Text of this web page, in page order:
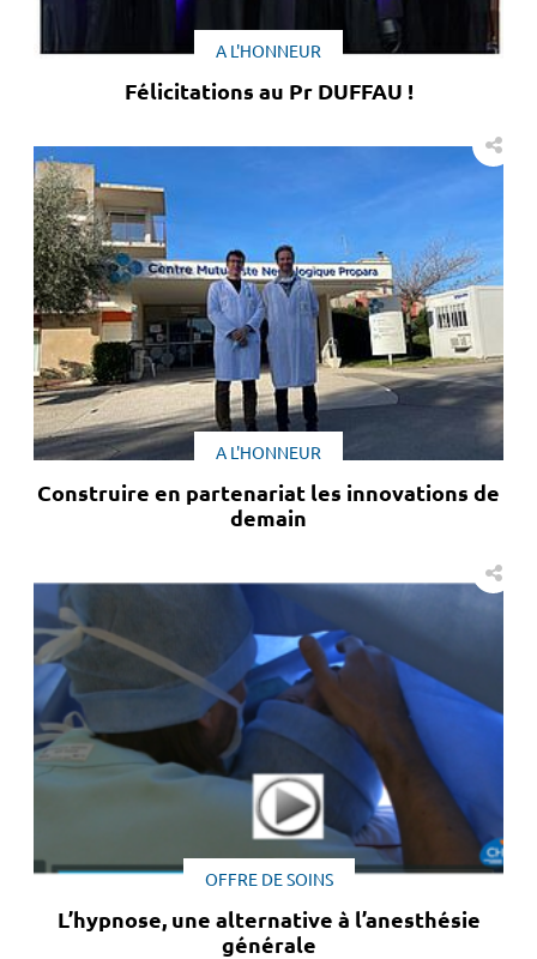
A L'HONNEUR
Félicitations au Pr DUFFAU !
A L'HONNEUR
Construire en partenariat les innovations de
demain
OFFRE DE SOINS
L’hypnose, une alternative à l’anesthésie
générale